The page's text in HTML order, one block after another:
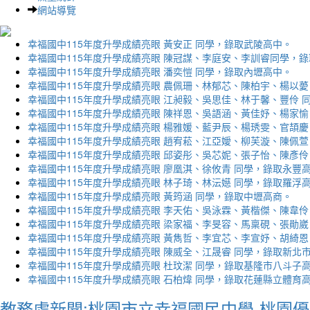
網站導覽
幸福國中115年度升學成績亮眼 黃安正 同學，錄取武陵高中。
幸福國中115年度升學成績亮眼 陳冠謀、李庭安、李訓睿同學，
幸福國中115年度升學成績亮眼 潘奕愷 同學，錄取內壢高中。
幸福國中115年度升學成績亮眼 農佩珊、林郁芯、陳柏宇、楊以
幸福國中115年度升學成績亮眼 江昶毅、吳思佳、林于馨、豐伶
幸福國中115年度升學成績亮眼 陳祥恩、吳語涵、黃佳妤、楊家
幸福國中115年度升學成績亮眼 楊雅媛、藍尹辰、楊琇雯、官頡
幸福國中115年度升學成績亮眼 趙宥菘、江亞嬡、柳芙漩、陳佩
幸福國中115年度升學成績亮眼 邱姿彤、吳芯妮、張子怡、陳彥
幸福國中115年度升學成績亮眼 廖凰淇、徐攸青 同學，錄取永豐
幸福國中115年度升學成績亮眼 林子琦、林沄嬨 同學，錄取羅浮
幸福國中115年度升學成績亮眼 黃筠涵 同學，錄取中壢高商。
幸福國中115年度升學成績亮眼 李天佑、吳泳霖、黃楷傑、陳韋
幸福國中115年度升學成績亮眼 梁家福、李旻容、馬稟硯、張勛
幸福國中115年度升學成績亮眼 黃雋哲、李宜芯、李宣妤、胡綺
幸福國中115年度升學成績亮眼 陳威全、江晟睿 同學，錄取新北
幸福國中115年度升學成績亮眼 杜玟潔 同學，錄取基隆市八斗子
幸福國中115年度升學成績亮眼 石柏煒 同學，錄取花蓮縣立體育